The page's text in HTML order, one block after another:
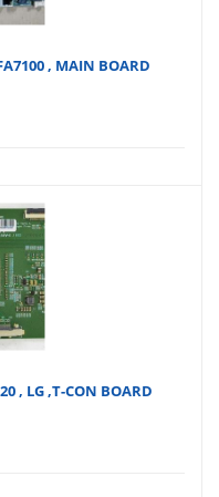
, MAIN BOARD
, LG ,T-CON BOARD